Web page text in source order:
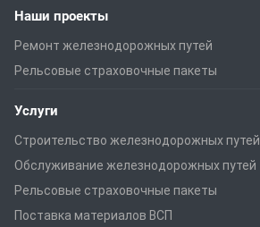
Наши проекты
Ремонт железнодорожных путей
Рельсовые страховочные пакеты
Услуги
Строительство железнодорожных путей
Обслуживание железнодорожных путей
Рельсовые страховочные пакеты
Поставка материалов ВСП